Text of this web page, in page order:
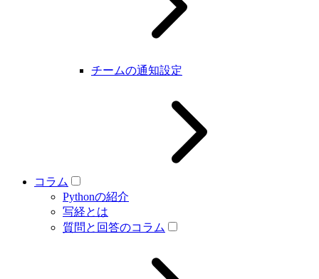
チームの通知設定
コラム
Pythonの紹介
写経とは
質問と回答のコラム